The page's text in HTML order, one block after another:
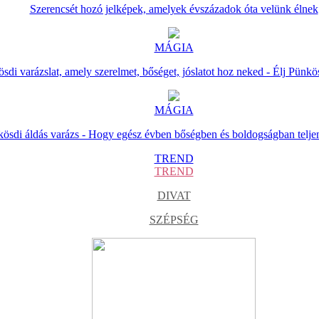
Szerencsét hozó jelképek, amelyek évszázadok óta velünk élnek
MÁGIA
varázslat, amely szerelmet, bőséget, jóslatot hoz neked - Élj
MÁGIA
áldás varázs - Hogy egész évben bőségben és boldogságban
TREND
TREND
DIVAT
SZÉPSÉG